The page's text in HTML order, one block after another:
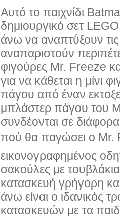
Αυτό το παιχνίδι
δημιουργικό σετ
άνω να αναπτύξουν
αναπαριστούν
φιγούρες Mr. Freeze
για να κάθεται η μίνι
πάγου από έναν
μπλάστερ πάγου του
συνδέονται σε
πού θα παγώσει ο
εικονογραφημένος
σακούλες με
κατασκευή γρήγορη
άνω είναι ο ιδανικός
κατασκευών με τα